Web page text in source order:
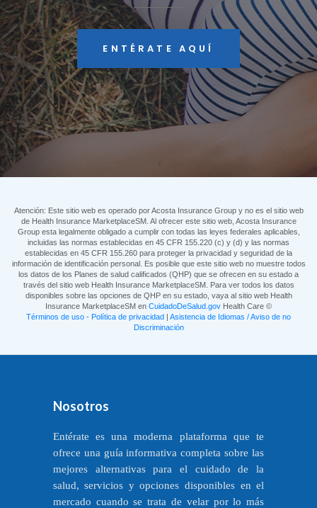
ENTÉRATE AQUÍ
Atención: Este sitio web es operado por Acosta Insurance Group y no es el sitio web
de Health Insurance MarketplaceSM. Al ofrecer este sitio web, Acosta Insurance
Group esta legalmente obligado a cumplir con todas las leyes federales aplicables,
incluidas las normas establecidas en 45 CFR 155.220 (c) y (d) y las normas
establecidas en 45 CFR 155.260 para proteger la privacidad y seguridad de la
información de identificación personal. Es posible que este sitio web no muestre todos
los datos de los Planes de salud calificados (QHP) que se ofrecen en su estado a
través del sitio web Health Insurance MarketplaceSM. Para ver todos los datos
disponibles sobre las opciones de QHP en su estado, vaya al sitio web Health
Insurance MarketplaceSM en CuidadoDeSalud.gov Health Care ©
Términos de uso - Política de privacidad | Asistencia de Idiomas / Aviso de no
Discriminación
Nosotros
Entérate es una moderna plataforma que te
ofrece una guía informativa completa sobre las
mejores alternativas para el cuidado de la
salud, servicios y opciones disponibles en el
mercado cuando se trata de velar por lo más